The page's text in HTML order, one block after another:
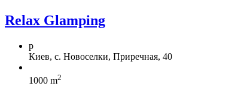
Relax Glamping
p
Киев, с. Новоселки, Приречная, 40
1000 m2